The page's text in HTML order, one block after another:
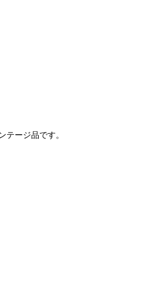
ージ品です。